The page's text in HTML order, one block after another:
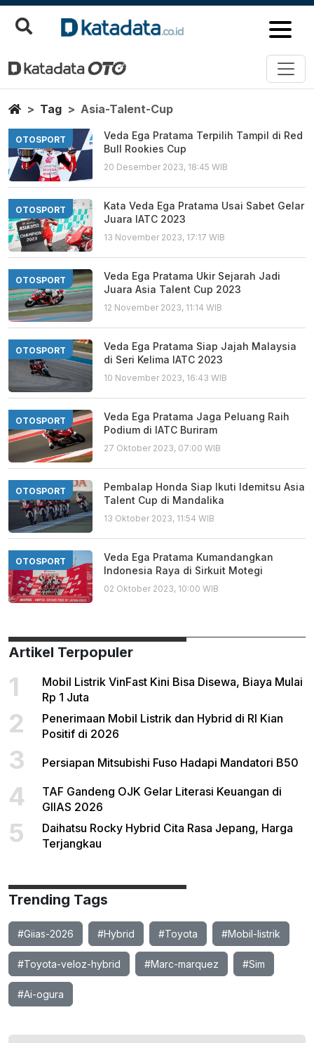
Asia Talent Cup
Berita Terbaru
HomeTag Asia-Talent-Cup
OTOSPORT
Veda Ega Pratama Terpilih Tampil di Red
Bull Rookies Cup
20 Desember 2023, 18:45 WIB
OTOSPORT
Kata Veda Ega Pratama Usai Sabet Gelar
Juara IATC 2023
13 November 2023, 17:17 WIB
OTOSPORT
Veda Ega Pratama Ukir Sejarah Jadi
Juara Asia Talent Cup 2023
12 November 2023, 11:14 WIB
OTOSPORT
Veda Ega Pratama Siap Jajah Malaysia
di Seri Kelima IATC 2023
10 November 2023, 16:43 WIB
OTOSPORT
Veda Ega Pratama Jaga Peluang Raih
Podium di IATC Buriram
27 Oktober 2023, 07:00 WIB
OTOSPORT
Pembalap Honda Siap Ikuti Idemitsu Asia
Talent Cup di Mandalika
13 Oktober 2023, 11:54 WIB
OTOSPORT
Veda Ega Pratama Kumandangkan
Indonesia Raya di Sirkuit Motegi
02 Oktober 2023, 10:00 WIB
Artikel Terpopuler
1
Mobil Listrik VinFast Kini Bisa Disewa, Biaya Mulai
Rp 1 Juta
2
Penerimaan Mobil Listrik dan Hybrid di RI Kian
Positif di 2026
3 Persiapan Mitsubishi Fuso Hadapi Mandatori B50
4
TAF Gandeng OJK Gelar Literasi Keuangan di
GIIAS 2026
5
Daihatsu Rocky Hybrid Cita Rasa Jepang, Harga
Terjangkau
Trending Tags
#Giias-2026 #Hybrid #Toyota #Mobil-listrik
#Toyota-veloz-hybrid #Marc-marquez #Sim
#Ai-ogura